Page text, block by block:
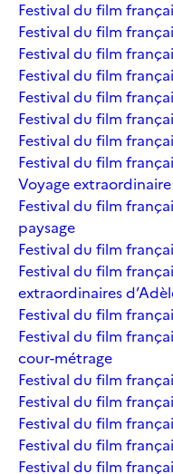
Festival du film
Festival du film
Festival du film
Festival du film
Festival du film
Festival du film
Festival du film
Festival du film
Voyage extraordinaire
Festival du film
paysage
Festival du film
Festival du film
extraordinaires
Festival du film
Festival du film
cour-métrage
Festival du film
Festival du film
Festival du film
Festival du film
Festival du film